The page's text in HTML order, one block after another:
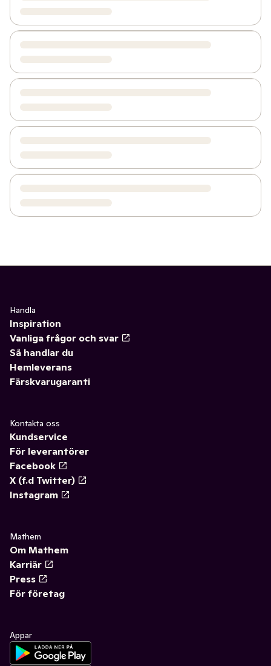
Handla
Inspiration
Vanliga frågor och svar
Så handlar du
Hemleverans
Färskvarugaranti
Kontakta oss
Kundservice
För leverantörer
Facebook
X (f.d Twitter)
Instagram
Mathem
Om Mathem
Karriär
Press
För företag
Appar